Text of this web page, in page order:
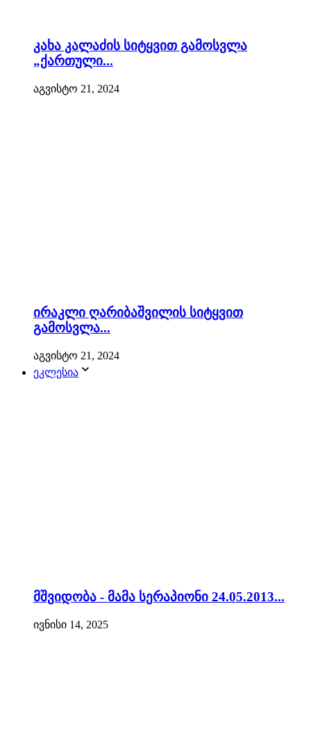
კახა კალაძის სიტყვით გამოსვლა
„ქართული...
აგვისტო 21, 2024
ირაკლი ღარიბაშვილის სიტყვით
გამოსვლა...
აგვისტო 21, 2024
ეკლესია
მშვიდობა - მამა სერაპიონი 24.05.2013...
ივნისი 14, 2025